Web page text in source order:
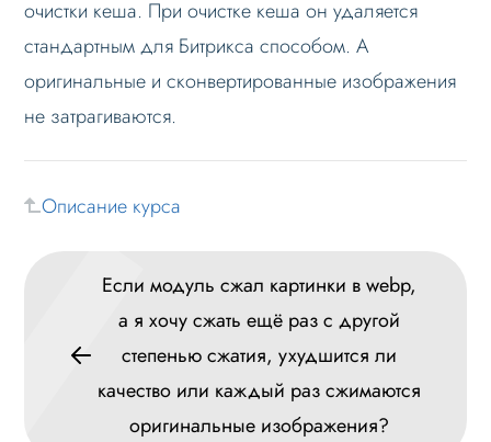
баллов?
Перестанет ли модуль работать, если не
оплачивать продление?
Мне требуется настройка сервера.
Как переконвертировать webp с другой
Если модуль сжал картинки в webp, а я
хочу сжать ещё раз с другой степенью
сжатия, ухудшится ли качество или
каждый раз сжимаются оригинальные
изображения?
Удалятся ли webp изображения при
очистке кеша?
очистки кеша. При очистке кеша он удаляется
стандартным для Битрикса способом. А
оригинальные и сконвертированные изображения
не затрагиваются.
Описание курса
Если модуль сжал картинки в webp,
а я хочу сжать ещё раз с другой
степенью сжатия, ухудшится ли
качество или каждый раз сжимаются
оригинальные изображения?